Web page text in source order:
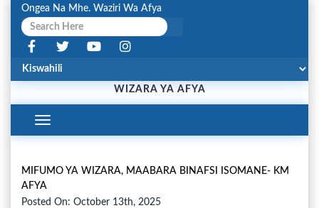
Ongea Na Mhe. Waziri Wa Afya
WIZARA YA AFYA
Toggle
Navigation
MIFUMO YA WIZARA, MAABARA BINAFSI ISOMANE- KM
AFYA
Posted On: October 13th, 2025